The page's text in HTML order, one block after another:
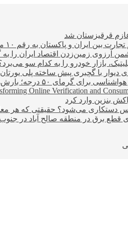
قرقیزستان شد
بین ایران و پاکستان به رقم ۱۰ میلیارد دلار
آرزوی زمین‌زدن اقتصاد ایران را به
بازار خودرو را به کدام سو
دیوار با گچبری پیش ساخته پلی
گرمای ۵۰ درجه؛ بارش‌های سیل‌آسا در ۳ استان
Online Verification and
بنزین وارد کرد
دستکاری می‌شود؟ حقیقتی که هر
قطع برق در منطقه صالح آباد در